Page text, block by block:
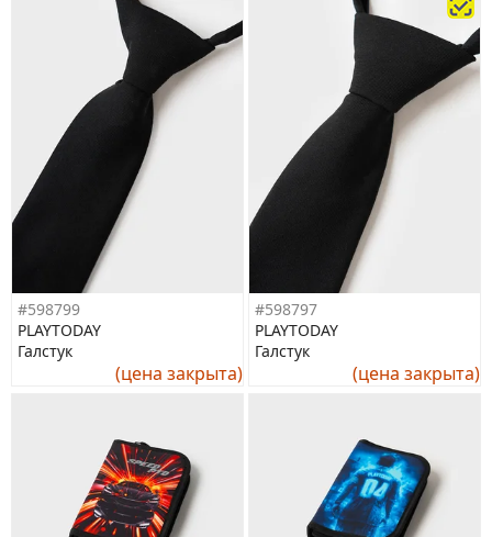
#598799
PLAYTODAY
Галстук
(цена закрыта)
#598797
PLAYTODAY
Галстук
(цена закрыта)